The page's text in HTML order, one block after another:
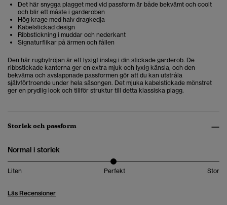
Det här snygga plagget med vid passform är både bekvämt och coolt
och blir ett måste i garderoben
Hög krage med halv dragkedja
Kabelstickad design
Ribbstickning i muddar och nederkant
Signaturflikar på ärmen och fållen
Den här rugbytröjan är ett lyxigt inslag i din stickade garderob. De
ribbstickade kanterna ger en extra mjuk och lyxig känsla, och den
bekväma och avslappnade passformen gör att du kan utstråla
självförtroende under hela säsongen. Det mjuka kabelstickade mönstret
ger en prydlig look och tillför struktur till detta klassiska plagg.
Storlek och passform
Normal i storlek
Liten Perfekt Stor
Läs Recensioner